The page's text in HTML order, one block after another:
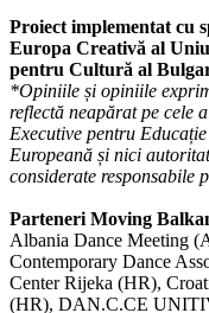
Proiect implementat cu
Europa Creativă al
pentru Cultură al
*Opiniile și opiniile
reflectă neapărat pe cele
Executive pentru
Europeană și nici
considerate responsabile
Parteneri Moving
Albania Dance Meeting
Contemporary Dance
Center Rijeka (HR),
(HR), DAN.C.CE